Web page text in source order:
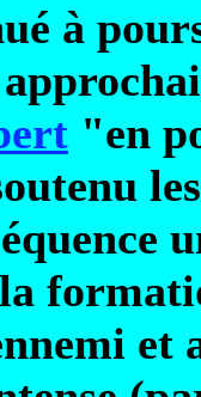
à
"en
et